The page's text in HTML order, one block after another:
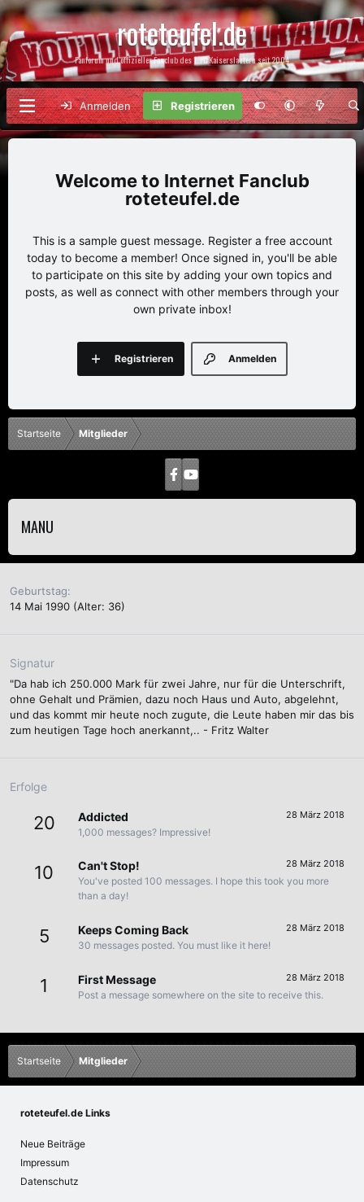
roteteufel.de
Fanforum und offizieller Fanclub des 1. FC Kaiserslautern seit 2004
Anmelden Registrieren
Internet Fanclub
roteteufel.de
This is a sample guest message. Register a free account
today to become a member! Once signed in, you'll be able
to participate on this site by adding your own topics and
posts, as well as connect with other members through your
own private inbox!
Anmelden
Registrieren
Startseite Mitglieder
MANU
Geburtstag
14 Mai 1990 (Alter: 36)
Signatur
"Da hab ich 250.000 Mark für zwei Jahre, nur für die Unterschrift,
ohne Gehalt und Prämien, dazu noch Haus und Auto, abgelehnt,
und das kommt mir heute noch zugute, die Leute haben mir das bis
zum heutigen Tage hoch anerkannt,.. - Fritz Walter
Erfolge
20 28 März 2018
Addicted
1,000 messages? Impressive!
10 28 März 2018
Can't Stop!
You've posted 100 messages. I hope this took you more
than a day!
5 28 März 2018
Keeps Coming Back
30 messages posted. You must like it here!
1 28 März 2018
First Message
Post a message somewhere on the site to receive this.
Startseite Mitglieder
roteteufel.de Links
Neue Beiträge
Impressum
Datenschutz